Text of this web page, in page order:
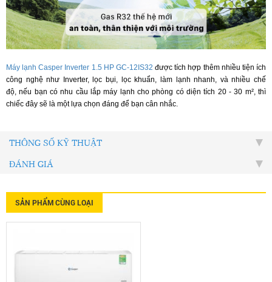
Máy lạnh Casper Inverter 1.5 HP GC-12IS32 được tích hợp thêm nhiều tiện ích
công nghệ như Inverter, lọc bụi, lọc khuẩn, làm lạnh nhanh, và nhiều chế
độ, nếu bạn có nhu cầu lắp máy lạnh cho phòng có diện tích 20 - 30 m², thì
chiếc đây sẽ là một lựa chọn đáng để bạn cân nhắc.
THÔNG SỐ KỸ THUẬT
ĐÁNH GIÁ
SẢN PHẨM CÙNG LOẠI